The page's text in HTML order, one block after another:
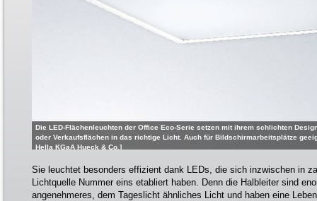
Die LED-Flächenleuchten der Office Eco-Serie setzen mit ihrem schlichten
oder Verkaufsflächen in das richtige Licht. Auch für Bildschirmarbeitsplätze
Hella KGaA Hueck & Co.]
Sie leuchtet besonders effizient dank LEDs, die sich inzwischen in
Lichtquelle Nummer eins etabliert haben. Denn die Halbleiter sind
angenehmeres, dem Tageslicht ähnliches Licht und haben eine